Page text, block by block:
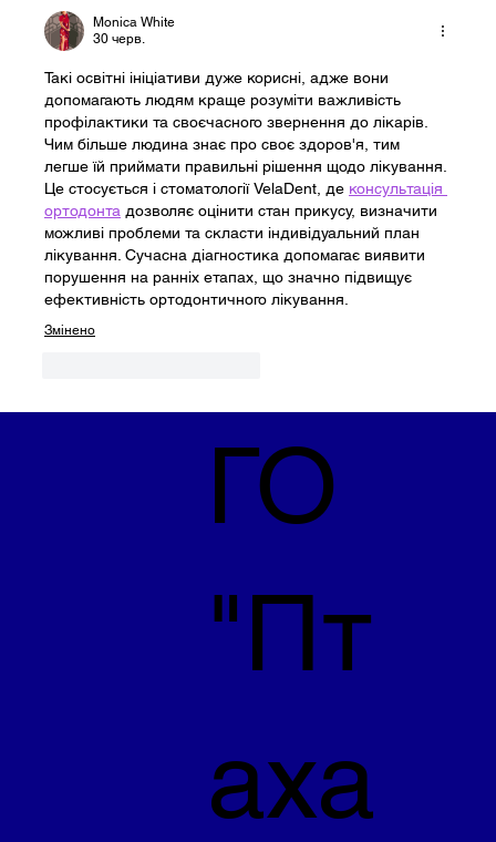
Monica White
30 черв.
Такі освітні ініціативи дуже корисні, адже вони
допомагають людям краще розуміти важливість
профілактики та своєчасного звернення до лікарів.
Чим більше людина знає про своє здоров'я, тим
легше їй приймати правильні рішення щодо лікування.
Це стосується і стоматології VelaDent, де консультація
ортодонта дозволяє оцінити стан прикусу, визначити
можливі проблеми та скласти індивідуальний план
лікування. Сучасна діагностика допомагає виявити
порушення на ранніх етапах, що значно підвищує
ефективність ортодонтичного лікування.
Змінено
ГО
"Пт
аха